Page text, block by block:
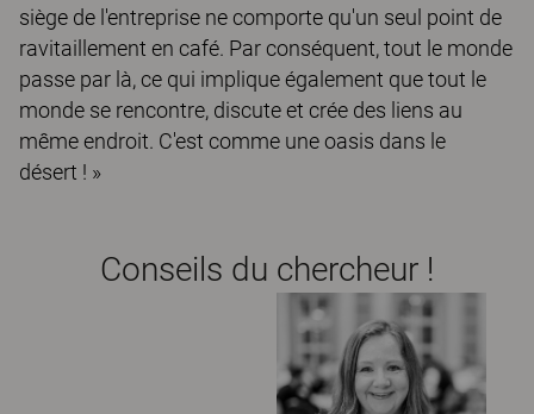
siège de l'entreprise ne comporte qu'un seul point de
ravitaillement en café. Par conséquent, tout le monde
passe par là, ce qui implique également que tout le
monde se rencontre, discute et crée des liens au
même endroit. C'est comme une oasis dans le
désert ! »
Conseils du chercheur !